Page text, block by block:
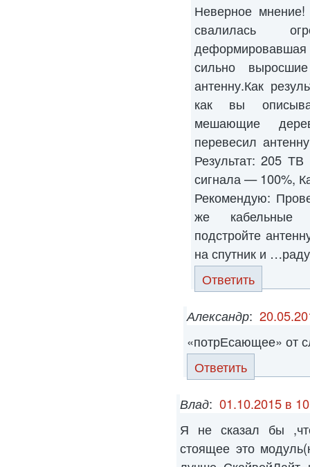
Неверное
свалилась
сильно
антенну.Как
как вы
мешающие
перевесил
Результат: 205
сигнала — 100%,
Рекомендую:
же кабельные
подстройте
на спутник и
Ответить
Александр:
«потрЕсающее» от
Ответить
Влад: 01.10.2015 в
Я не сказал бы
стоящее это